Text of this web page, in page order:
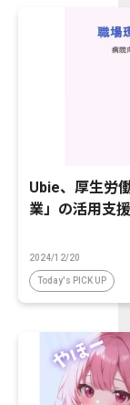
Ubie、厚生労
業」の活用支
2024/12/20
Today's PICK UP